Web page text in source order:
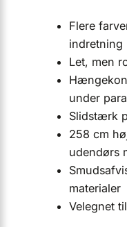
Flere
indretning
Let, men
under
Slidstærk
258 cm
udendørs
materialer
Velegnet